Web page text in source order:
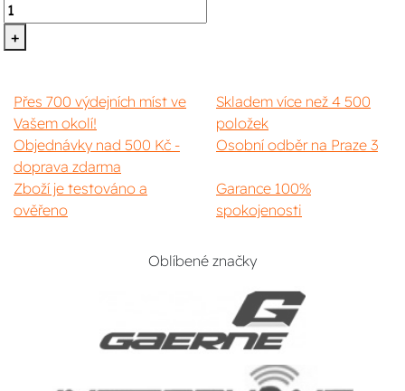
+
Přes 700 výdejních míst ve
Vašem okolí!
Skladem více než 4 500
položek
Objednávky nad 500 Kč -
doprava zdarma
Osobní odběr na Praze 3
Zboží je testováno a
ověřeno
Garance 100%
spokojenosti
Oblíbené značky